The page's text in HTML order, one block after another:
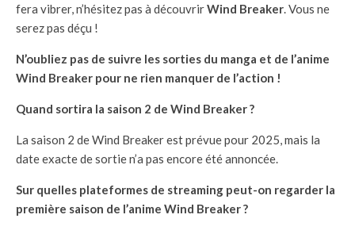
fera vibrer, n’hésitez pas à découvrirWind Breaker. Vous ne
serez pas déçu !
N’oubliez pas de suivre les sorties du manga et de l’anime
Wind Breaker pour ne rien manquer de l’action !
Quand sortira la saison 2 de Wind Breaker ?
La saison 2 de Wind Breaker est prévue pour 2025, mais la
date exacte de sortie n’a pas encore été annoncée.
Sur quelles plateformes de streaming peut-on regarder la
première saison de l’anime Wind Breaker ?